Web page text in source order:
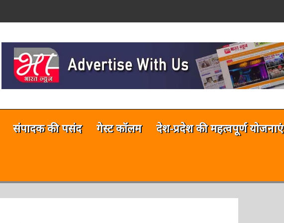
संपादक की पसंद गेस्ट कॉलम देश-प्रदेश की महत्वपूर्ण योजनाएं
ऑनलाईन भारत न्यूज़ अभी टेस्टिंग फेज में है